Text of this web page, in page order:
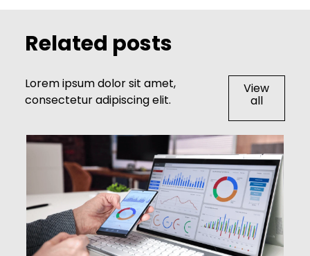
Related posts
Lorem ipsum dolor sit amet,
consectetur adipiscing elit.
View
all